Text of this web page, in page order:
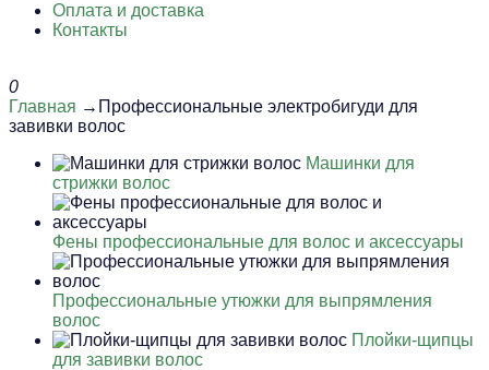
Оплата и доставка
Контакты
0
Главная →Профессиональные электробигуди для
завивки волос
Машинки для
стрижки волос
Фены профессиональные для волос и аксессуары
Профессиональные утюжки для выпрямления
волос
Плойки-щипцы
для завивки волос